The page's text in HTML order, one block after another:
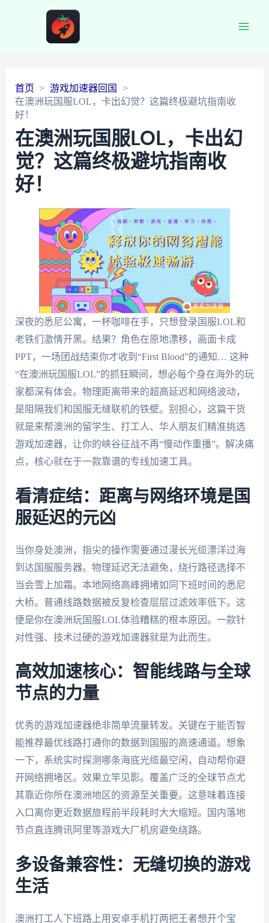
首页
游戏加速器回国
在澳洲玩国服LOL，卡出幻觉？这篇终极避坑指南收
好！
在澳洲玩国服LOL，卡出幻
觉？这篇终极避坑指南收
好！
深夜的悉尼公寓，一杯咖啡在手，只想登录国服LOL和
老铁们激情开黑。结果？角色在原地漂移，画面卡成
PPT，一场团战结束你才收到“First Blood”的通知… 这种
“在澳洲玩国服LOL”的抓狂瞬间，想必每个身在海外的玩
家都深有体会。物理距离带来的超高延迟和网络波动，
是阻隔我们和国服无缝联机的铁壁。别担心，这篇干货
就是来帮澳洲的留学生、打工人、华人朋友们精准挑选
游戏加速器，让你的峡谷征战不再“慢动作重播”。解决痛
点，核心就在于一款靠谱的专线加速工具。
看清症结：距离与网络环境是国
服延迟的元凶
当你身处澳洲，指尖的操作需要通过漫长光缆漂洋过海
到达国服服务器。物理延迟无法避免，绕行路径选择不
当会雪上加霜。本地网络高峰拥堵如同下班时间的悉尼
大桥。普通线路数据被反复检查层层过滤效率低下。这
便是你在澳洲玩国服LOL体验糟糕的根本原因。一款针
对性强、技术过硬的游戏加速器就是为此而生。
高效加速核心：智能线路与全球
节点的力量
优秀的游戏加速器绝非简单流量转发。关键在于能否智
能推荐最优线路打通你的数据到国服的高速通道。想象
一下，系统实时探测哪条海底光缆最空闲，自动帮你避
开网络拥堵区。效果立竿见影。覆盖广泛的全球节点尤
其靠近你所在澳洲地区的资源至关重要。这意味着连接
入口离你更近数据旅程前半段耗时大大缩短。国内落地
节点直连腾讯阿里等游戏大厂机房避免绕路。
多设备兼容性：无缝切换的游戏
生活
澳洲打工人下班路上用安卓手机打两把王者想开个宝